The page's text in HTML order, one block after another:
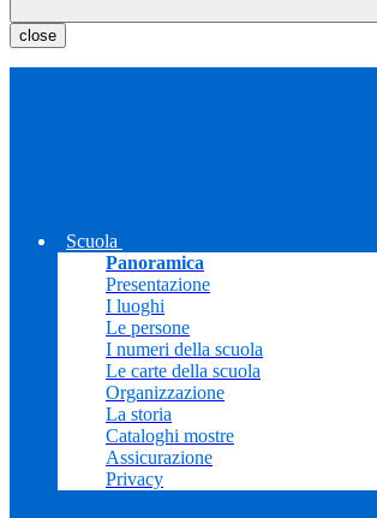
close
Scuola
Panoramica
Presentazione
I luoghi
Le persone
I numeri della scuola
Le carte della scuola
Organizzazione
La storia
Cataloghi mostre
Assicurazione
Privacy